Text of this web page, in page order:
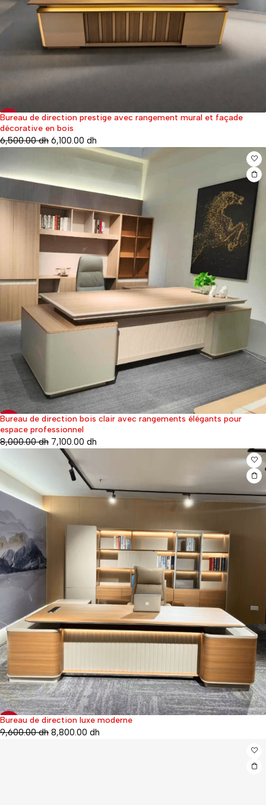
-6%
Bureau de direction prestige avec rangement mural et façade
décorative en bois
6,500.00dh 6,100.00 dh
-11%
Bureau de direction bois clair avec rangements élégants pour
espace professionnel
8,000.00dh 7,100.00 dh
-8%
Bureau de direction luxe moderne
9,600.00dh 8,800.00 dh